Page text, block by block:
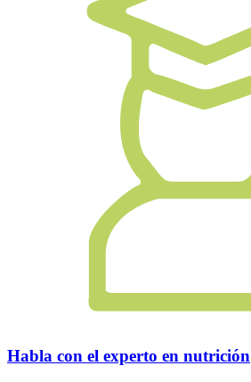
Habla con el experto en nutrición